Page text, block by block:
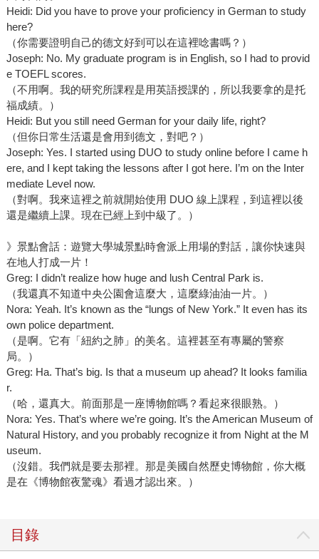
Heidi: Did you have to prove your proficiency in German to study
here?
（你需要證明自己的德文好到可以在這裡唸書嗎？）
Joseph: No. My graduate program is in English, so I had to provid
e TOEFL scores.
（不用啊。我的研究所課程是用英語授課的，所以我要拿的是托
福成績。）
Heidi: But you still need German for your daily life, right?
（但你日常生活還是會用到德文，對吧？）
Joseph: Yes. I started using DUO to study online before I came h
ere, and I kept taking the lessons after I got here. I’m on the Inter
mediate Level now.
（對啊。我來這裡之前就開始使用 DUO 線上課程，到這裡以後
還是繼續上課。現在已經上到中級了。）
》景點會話：遊覽大學城景點時會派上用場的對話，讓你快速與
在地人打成一片！
Greg: I didn’t realize how huge and lush Central Park is.
（我還真不知道中央公園會這麼大，這麼綠油油一片。）
Nora: Yeah. It’s known as the “lungs of New York.” It even has its
own police department.
（是啊。它有「紐約之肺」的美名。這裡甚至有專屬的警察
局。）
Greg: Ha. That’s big. Is that a museum up ahead? It looks familia
r.
（哈，還真大。前面那是一座博物館嗎？看起來很眼熟。）
Nora: Yes. That’s where we’re going. It’s the American Museum of
Natural History, and you probably recognize it from Night at the M
useum.
（沒錯。我們就是要去那裡。那是美國自然歷史博物館，你大概
是在《博物館夜驚魂》看過才認出來。）
目錄